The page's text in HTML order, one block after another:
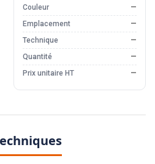
Couleur
—
Emplacement
—
Technique
—
Quantité
—
Prix unitaire HT
—